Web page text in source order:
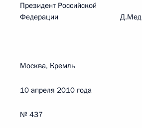
Президент Российской
Федерации
Москва, Кремль
10 апреля 2010 года
№ 437